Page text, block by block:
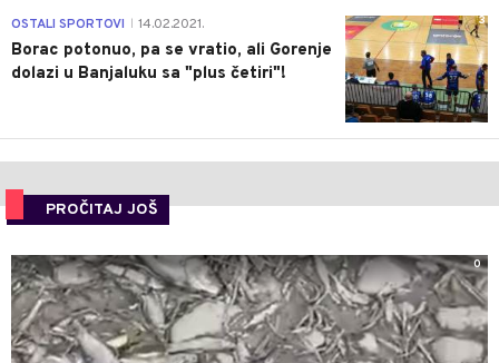
3
OSTALI SPORTOVI 14.02.2021.
Borac potonuo, pa se vratio, ali Gorenje
dolazi u Banjaluku sa "plus četiri"!
PROČITAJ JOŠ
0